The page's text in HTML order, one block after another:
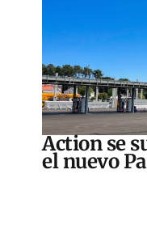
Action se
el nuevo